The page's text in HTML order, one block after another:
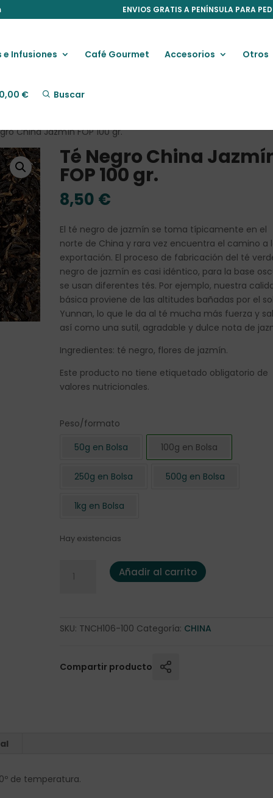
ENVIOS GRATIS A PENÍNSULA PARA
e Infusiones Café Gourmet Accesorios Otros
0,00 € Buscar
China Jazmín FOP 100 gr.
Té Negro China
FOP 100 gr.
8,50 €
El té negro de jazmín se toma típicamente en el
norte de China y rara vez encuentra el camino a
exportación. El proceso de fabricación del té
negro de jazmín es casi idéntico, para la base
se usan diferentes tés. Por ejemplo, nuestra
básica proviene de las altitudes bañadas por el
Yunnan, lo que le da al té mucha más fuerza y
así como una sutil, agradable y dulce nota de
Ingredientes: té negro, flores de jazmín.
Este producto no tiene etiquetado obligatorio de
valores nutricionales.
Peso/formato
50g en Bolsa
100g en Bolsa
250g en Bolsa 500g en Bolsa
1kg en Bolsa
Hay existencias
Té Negro China Jazmín FOP 100 gr. cantidad
Añadir al carrito
SKU: TNCH106-100 Categoría: CHINA
Compartir producto
de temperatura.